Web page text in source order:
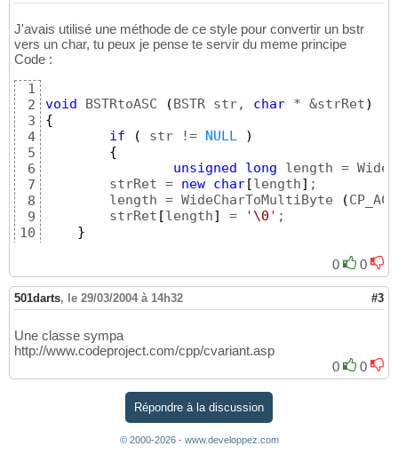
J'avais utilisé une méthode de ce style pour convertir un bstr
vers un char, tu peux je pense te servir du meme principe
Code :
1
2
3
4
5
6
7
8
9
10
void BSTRtoASC ( BSTR str, char * &strRet)
{
if
( str != NULL
)
{
unsigned
long length =
        strRet =
new char [length] ;
        length = WideCharToMultiByte
(
        strRet
[length] = ' \0 ' ;
}
0 0
501darts, le 29/03/2004 à 14h32 #3
Une classe sympa
http://www.codeproject.com/cpp/cvariant.asp
0
0
Répondre à la discussion
© 2000-2026 - www.developpez.com